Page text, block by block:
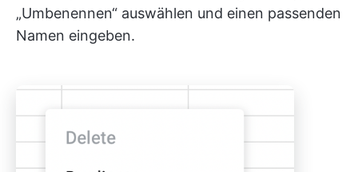
„Umbenennen“ auswählen und einen passenden
Namen eingeben.